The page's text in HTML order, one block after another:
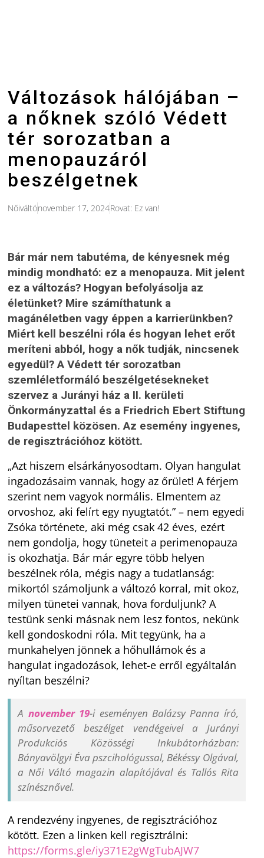
Változások hálójában –
a nőknek szóló Védett
tér sorozatban a
menopauzáról
beszélgetnek
Nőiváltónovember 17, 2024Rovat: Ez van!
Bár már nem tabutéma, de kényesnek még
mindig mondható: ez a menopauza. Mit jelent
ez a változás? Hogyan befolyásolja az
életünket? Mire számíthatunk a
magánéletben vagy éppen a karrierünkben?
Miért kell beszélni róla és hogyan lehet erőt
meríteni abból, hogy a nők tudják, nincsenek
egyedül? A Védett tér sorozatban
szemléletformáló beszélgetésekneket
szervez a Jurányi ház a II. kerületi
Önkormányzattal és a Friedrich Ebert Stiftung
Budapesttel közösen. Az esemény ingyenes,
de regisztrációhoz kötött.
„Azt hiszem elsárkányosodtam. Olyan hangulat
ingadozásaim vannak, hogy az őrület! A férjem
szerint nem vagyok normális. Elmentem az
orvoshoz, aki felírt egy nyugtatót.” – nem egyedi
Zsóka története, aki még csak 42 éves, ezért
nem gondolja, hogy tüneteit a perimenopauza
is okozhatja. Bár már egyre több helyen
beszélnek róla, mégis nagy a tudatlanság:
mikortól számoljunk a változó korral, mit okoz,
milyen tünetei vannak, hova forduljunk? A
testünk senki másnak nem lesz fontos, nekünk
kell gondoskodni róla. Mit tegyünk, ha a
munkahelyen jönnek a hőhullámok és a
hangulat ingadozások, lehet-e erről egyáltalán
nyíltan beszélni?
A november 19-i eseményen Balázsy Panna író,
műsorvezető beszélget vendégeivel a Jurányi
Produkciós Közösségi Inkubátorházban:
Bányavölgyi Éva pszcihológussal, Békéssy Olgával,
a Női Váltó magazin alapítójával és Tallós Rita
színésznővel.
A rendezvény ingyenes, de regisztrációhoz
kötött. Ezen a linken kell regisztrálni:
https://forms.gle/iy371E2gWgTubAJW7